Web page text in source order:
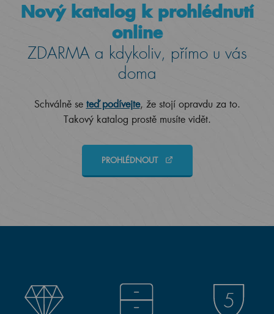
Nový katalog k prohlédnutí
online
ZDARMA a kdykoliv, přímo u vás
doma
Schválně se teď podívejte, že stojí opravdu za to.
Takový katalog prostě musíte vidět.
PROHLÉDNOUT